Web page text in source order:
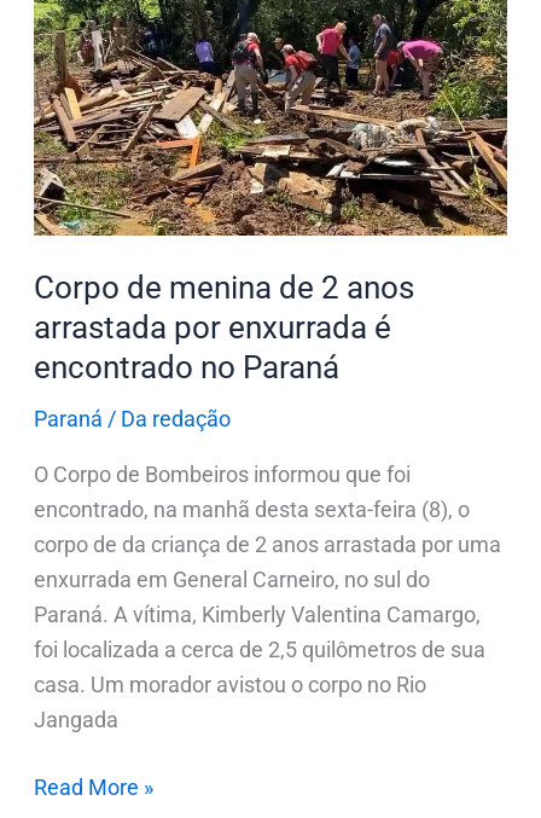
Corpo de menina de 2 anos
arrastada por enxurrada é
encontrado no Paraná
Paraná / Da redação
O Corpo de Bombeiros informou que foi
encontrado, na manhã desta sexta-feira (8), o
corpo de da criança de 2 anos arrastada por uma
enxurrada em General Carneiro, no sul do
Paraná. A vítima, Kimberly Valentina Camargo,
foi localizada a cerca de 2,5 quilômetros de sua
casa. Um morador avistou o corpo no Rio
Jangada
de
menina
de
2
anos
arrastada
por
é
encontrado
no
Paraná
Read More »